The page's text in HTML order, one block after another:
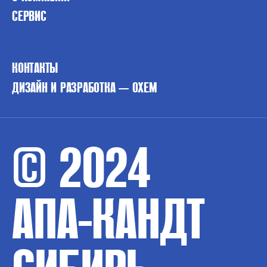
СЕРВИС
КОНТАКТЫ
ДИЗАЙН И РАЗРАБОТКА — OXEM
© 2024
АПА-КАНДТ